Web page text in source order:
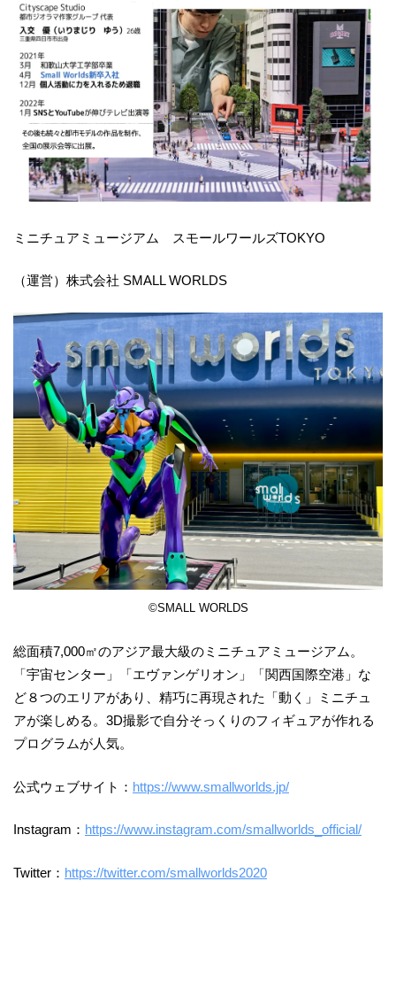
ミニチュアミュージアム スモールワールズTOKYO
（運営）株式会社 SMALL WORLDS
©️SMALL WORLDS
総面積7,000㎡のアジア最大級のミニチュアミュージアム。
「宇宙センター」「エヴァンゲリオン」「関西国際空港」な
ど８つのエリアがあり、精巧に再現された「動く」ミニチュ
アが楽しめる。3D撮影で自分そっくりのフィギュアが作れる
プログラムが人気。
公式ウェブサイト： https://www.smallworlds.jp/
Instagram： https://www.instagram.com/smallworlds_official/
Twitter： https://twitter.com/smallworlds2020